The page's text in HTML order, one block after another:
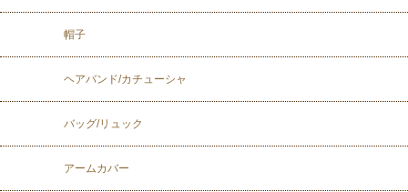
帽子
ヘアバンド/カチューシャ
バッグ/リュック
アームカバー